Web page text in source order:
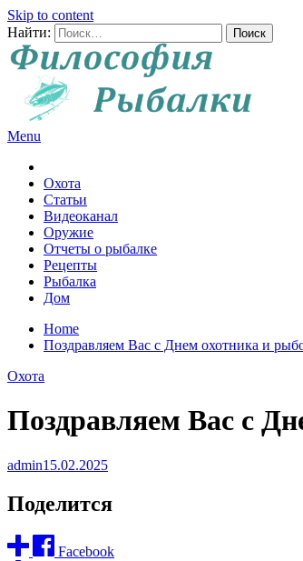
Skip to content
Найти:
Menu
Охота
Статьи
Видеоканал
Оружие
Отчеты о рыбалке
Рецепты
Рыбалка
Дом
Home
Поздравляем Вас с Днем охотника и
Охота
Поздравляем Вас с
admin15.02.2025
Поделится
Facebook